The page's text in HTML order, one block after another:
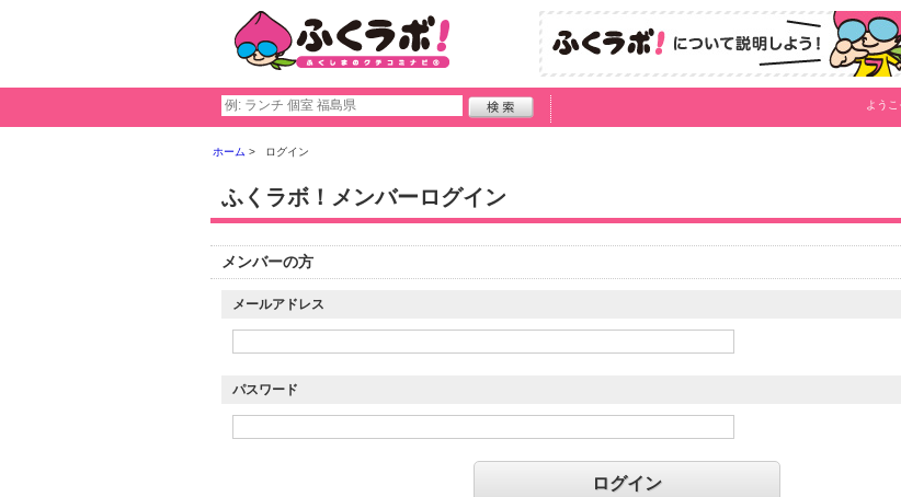
ようこ
ホーム ログイン
ふくラボ！メンバーログイン
メンバーの方
メールアドレス
パスワード